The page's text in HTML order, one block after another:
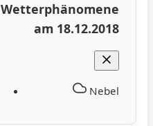
Wetterphänomene
am 18.12.2018
Nebel